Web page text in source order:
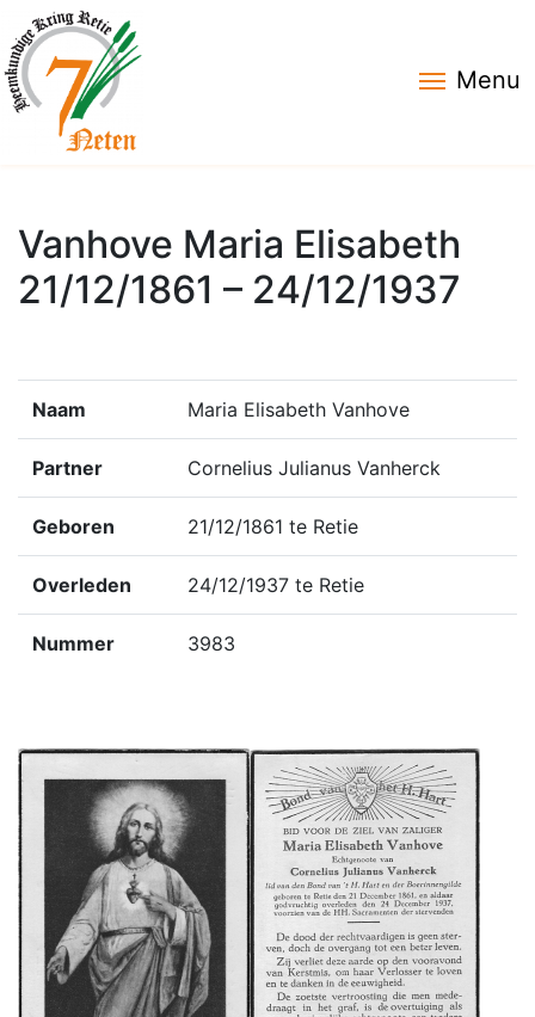
Menu
Vanhove Maria Elisabeth
21/12/1861 – 24/12/1937
Naam Maria Elisabeth Vanhove
Partner Cornelius Julianus Vanherck
Geboren 21/12/1861 te Retie
Overleden 24/12/1937 te Retie
Nummer 3983